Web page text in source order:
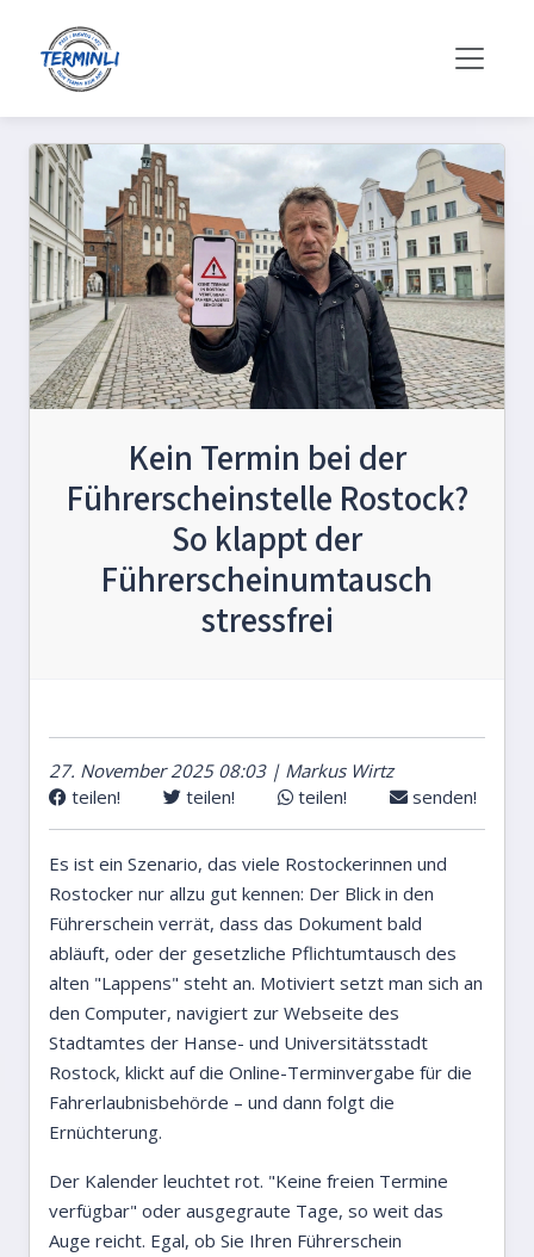
Kein Termin bei der
Führerscheinstelle Rostock?
So klappt der
Führerscheinumtausch
stressfrei
27. November 2025 08:03 | Markus Wirtz
teilen!
teilen! teilen! senden!
Es ist ein Szenario, das viele Rostockerinnen und
Rostocker nur allzu gut kennen: Der Blick in den
Führerschein verrät, dass das Dokument bald
abläuft, oder der gesetzliche Pflichtumtausch des
alten "Lappens" steht an. Motiviert setzt man sich an
den Computer, navigiert zur Webseite des
Stadtamtes der Hanse- und Universitätsstadt
Rostock, klickt auf die Online-Terminvergabe für die
Fahrerlaubnisbehörde – und dann folgt die
Ernüchterung.
Der Kalender leuchtet rot. "Keine freien Termine
verfügbar" oder ausgegraute Tage, so weit das
Auge reicht. Egal, ob Sie Ihren Führerschein